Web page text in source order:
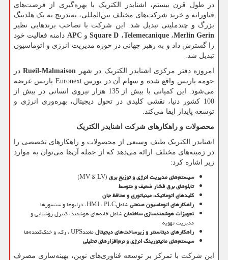
در طول قرن بیستم، اشنایدر الکتریک با بهره‌گیری از فرصت‌های
فناورانه و خرید شرکت‌های مختلف بین‌المللی، به‌تدریج به یک هلدینگ
بزرگ و چندملیتی تبدیل شد. این شرکت با تصاحب برندهایی نظیر
Merlin Gerin،Telemecanique، Square Dو APC دامنه فعالیت خود
را گسترش داد و به رهبر جهانی در حوزه مدیریت انرژی و اتوماسیون
تبدیل شد.
امروزه دفتر مرکزی اشنایدر الکتریک در شهر Rueil-Malmaisonدر
حومه پاریس واقع شده و سهام آن در بورس Euronext پاریس عرضه
می‌شود. این کمپانی با بیش از 135 هزار نیروی انسانی در بیش از
100 کشور دنیا، نقشی کلیدی در تحول دیجیتال، بهره‌وری انرژی و
توسعه پایدار ایفا می‌کند.
محصولات و راهکارهای شرکت اشنایدر الکتریک
اشنایدر الکتریک طیف وسیعی از محصولات و راهکارهای تخصصی را
در زمینه‌های مختلف ارائه می‌دهد که از جمله آن‌ها می‌توان به موارد
زیر اشاره کرد:
سیستم‌های مدیریت انرژی و توزیع برق(MV & LV)
تابلوهای برق فشار ضعیف و متوسط
کلیدهای اتوماتیک، مینیاتوری و محافظ جان
راهکارهای اتوماسیون صنعتیشاملPLC،HMI، درایوها و سنسورها
تجهیزات هوشمندسازی ساختمانشامل خانه‌های هوشمند، کنترل روشنایی و
مدیریت تهویه
راهکارهای دیتاسنتر و زیرساخت‌های دیجیتالمانندUPS، رک، و خنک‌کننده‌ها
سیستم‌های مانیتورینگ انرژی و نرم‌افزارهای تحلیلی
این شرکت با تمرکز بر توسعه فناوری‌های نوین، بهینه‌سازی مصرف